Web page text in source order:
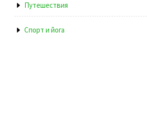
Путешествия
Спорт и йога